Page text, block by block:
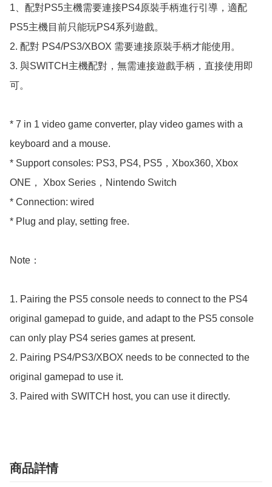
1、配對PS5主機需要連接PS4原裝手柄進行引導，適配
PS5主機目前只能玩PS4系列遊戲。
2. 配對 PS4/PS3/XBOX 需要連接原裝手柄才能使用。
3. 與SWITCH主機配對，無需連接遊戲手柄，直接使用即
可。
* 7 in 1 video game converter, play video games with a
keyboard and a mouse.
* Support consoles: PS3, PS4, PS5，Xbox360, Xbox
ONE， Xbox Series，Nintendo Switch
* Connection: wired
* Plug and play, setting free.
Note：
1. Pairing the PS5 console needs to connect to the PS4
original gamepad to guide, and adapt to the PS5 console
can only play PS4 series games at present.
2. Pairing PS4/PS3/XBOX needs to be connected to the
original gamepad to use it.
3. Paired with SWITCH host, you can use it directly.
商品詳情